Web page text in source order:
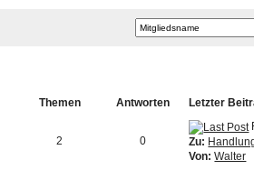
Themen Antworten Letzter
2 0
Zu:
Von: Walter